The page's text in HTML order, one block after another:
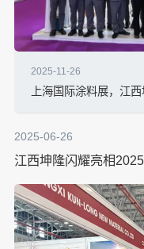
2025-11-26
上海国际涂料展，江西
2025-06-26
江西坤隆闪耀亮相